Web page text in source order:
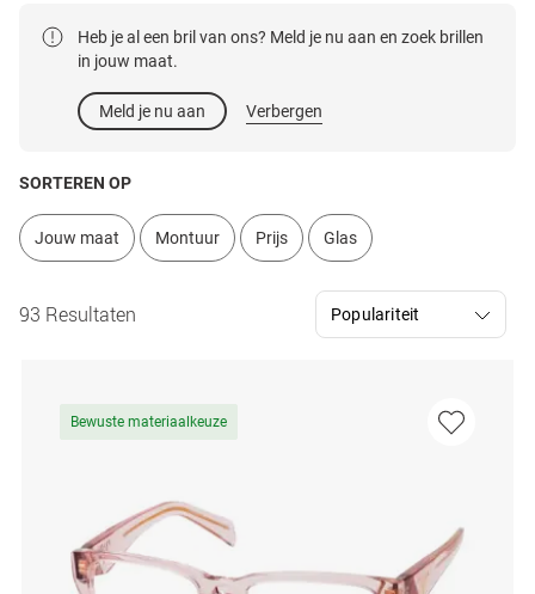
Heb je al een bril van ons? Meld je nu aan en zoek brillen
in jouw maat.
Meld je nu aan Verbergen
SORTEREN OP
Jouw maat Montuur Prijs Glas
93 Resultaten
Bewuste materiaalkeuze